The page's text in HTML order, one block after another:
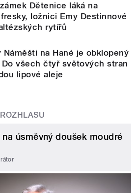
Dětenice láká na
ložnici Emy Destinnové
rytířů
Náměšti na Hané je obklopený
Do všech čtyř světových stran
lipové aleje
úsměvný doušek moudré